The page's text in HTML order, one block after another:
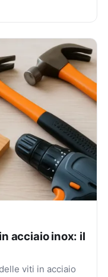
acciaio inox: il
viti in acciaio